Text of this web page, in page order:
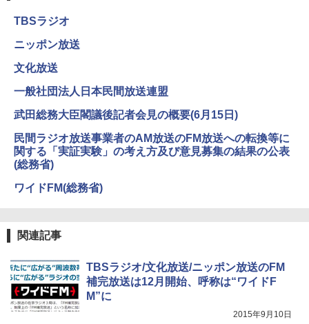
TBSラジオ
ニッポン放送
文化放送
一般社団法人日本民間放送連盟
武田総務大臣閣議後記者会見の概要(6月15日)
民間ラジオ放送事業者のAM放送のFM放送への転換等に
関する「実証実験」の考え方及び意見募集の結果の公表
(総務省)
ワイドFM(総務省)
関連記事
TBSラジオ/文化放送/ニッポン放送のFM
補完放送は12月開始、呼称は“ワイドF
M”に
2015年9月10日